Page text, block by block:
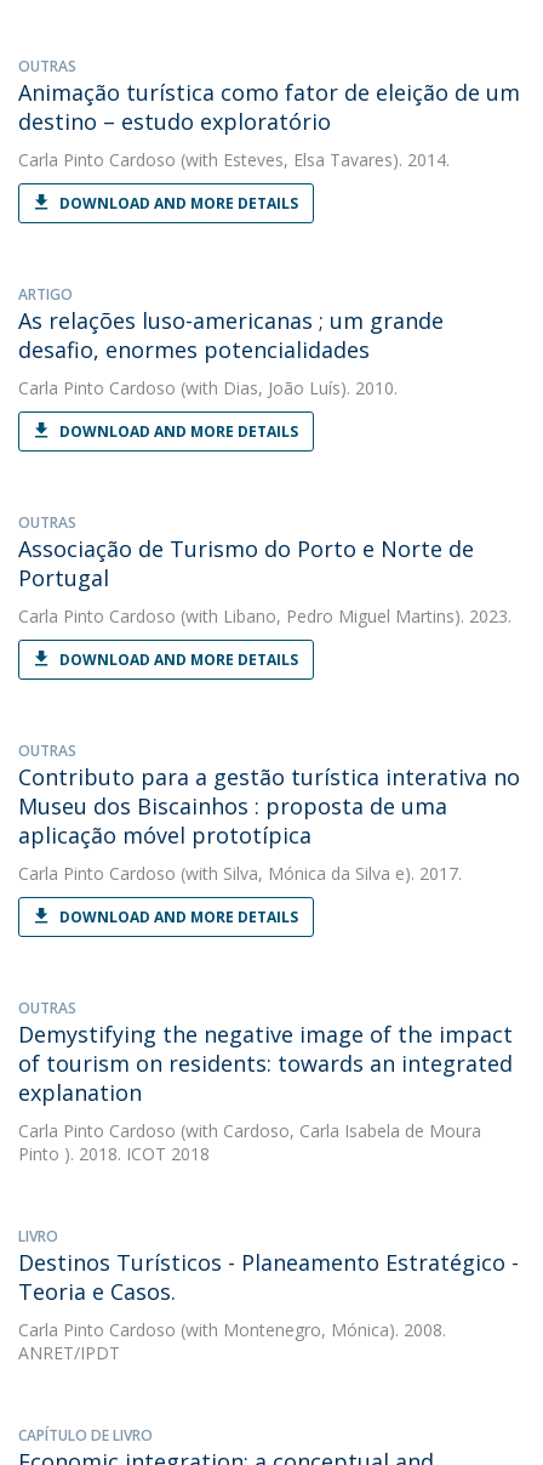
OUTRAS
Animação turística como fator de eleição de um
destino – estudo exploratório
Carla Pinto Cardoso (with Esteves, Elsa Tavares). 2014.
DOWNLOAD AND MORE DETAILS
ARTIGO
As relações luso-americanas ; um grande
desafio, enormes potencialidades
Carla Pinto Cardoso (with Dias, João Luís). 2010.
DOWNLOAD AND MORE DETAILS
OUTRAS
Associação de Turismo do Porto e Norte de
Portugal
Carla Pinto Cardoso (with Libano, Pedro Miguel Martins). 2023.
DOWNLOAD AND MORE DETAILS
OUTRAS
Contributo para a gestão turística interativa no
Museu dos Biscainhos : proposta de uma
aplicação móvel prototípica
Carla Pinto Cardoso (with Silva, Mónica da Silva e). 2017.
DOWNLOAD AND MORE DETAILS
OUTRAS
Demystifying the negative image of the impact
of tourism on residents: towards an integrated
explanation
Carla Pinto Cardoso (with Cardoso, Carla Isabela de Moura
Pinto ). 2018. ICOT 2018
LIVRO
Destinos Turísticos - Planeamento Estratégico -
Teoria e Casos.
Carla Pinto Cardoso (with Montenegro, Mónica). 2008.
ANRET/IPDT
CAPÍTULO DE LIVRO